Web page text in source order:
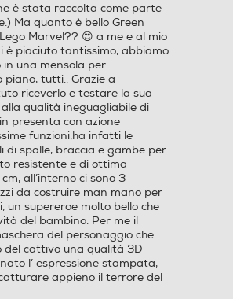
è stata raccolta come parte
Ma quanto è bello Green
Marvel?? 😍 a me e al mio
è piaciuto tantissimo, abbiamo
una mensola per
piano, tutti.. Grazie a
riceverlo e testare la sua
qualità ineguagliabile di
presenta con azione
funzioni,ha infatti le
di spalle, braccia e gambe per
resistente e di ottima
all’interno ci sono 3
da costruire man mano per
un supereroe molto bello che
del bambino. Per me il
del personaggio che
del cattivo una qualità 3D
l’ espressione stampata,
appieno il terrore del